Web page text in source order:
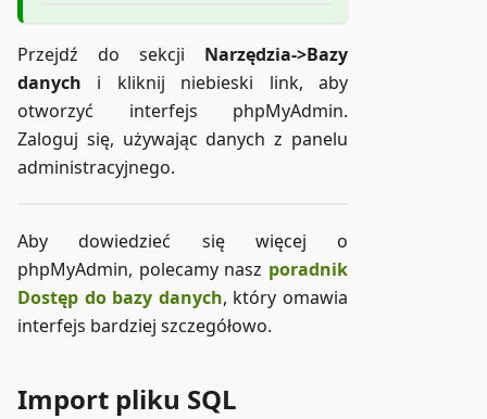
Przejdź do sekcji Narzędzia->Bazy
danych i kliknij niebieski link, aby
otworzyć interfejs phpMyAdmin.
Zaloguj się, używając danych z panelu
administracyjnego.
Aby dowiedzieć się więcej o
phpMyAdmin, polecamy nasz poradnik
Dostęp do bazy danych, który omawia
interfejs bardziej szczegółowo.
Import pliku SQL